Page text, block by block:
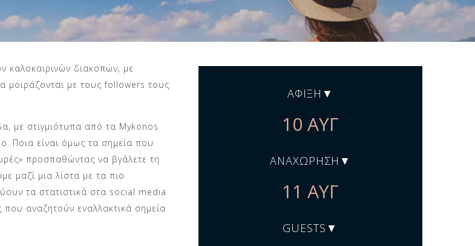
καλοκαιρινών διακοπών, με
μοιράζονται με τους followers τους
με στιγμιότυπα από τα Mykonos
Ποια είναι όμως τα σημεία που
προσπαθώντας να βγάλετε τη
μαζί μια λίστα με τα πιο
τα στατιστικά στα social media
που αναζητούν εναλλακτικά σημεία
ΆΦΙΞΗ
ΑΝΑΧΏΡΗΣΗ
GUESTS